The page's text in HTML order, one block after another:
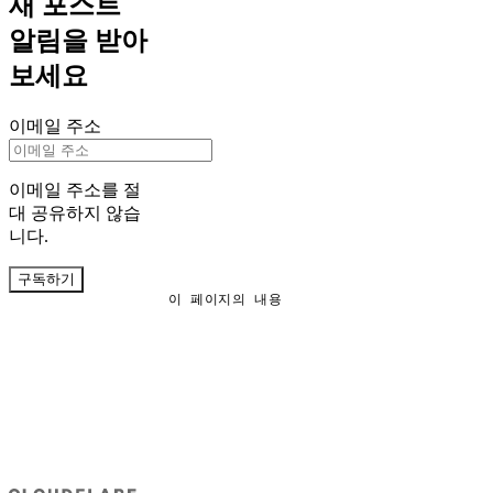
이 페이지의 내용
새 포스트
알림을 받아
보세요
이메일 주소
이메일 주소를 절
대 공유하지 않습
니다.
구독하기